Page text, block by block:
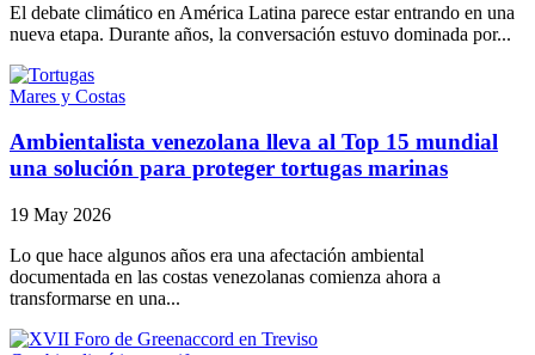
El debate climático en América Latina parece estar entrando en una
nueva etapa. Durante años, la conversación estuvo dominada por...
Mares y Costas
Ambientalista venezolana lleva al Top 15 mundial
una solución para proteger tortugas marinas
19 May 2026
Lo que hace algunos años era una afectación ambiental
documentada en las costas venezolanas comienza ahora a
transformarse en una...